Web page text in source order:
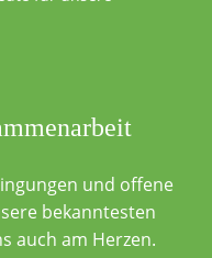
und offene
bekanntesten
auch am Herzen.